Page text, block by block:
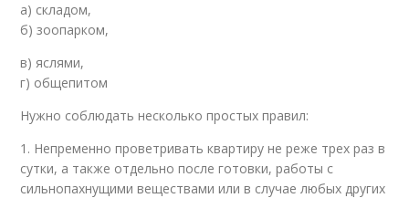
а) складом,
б) зоопарком,
в) яслями,
г) общепитом
Нужно соблюдать несколько простых правил:
1. Непременно проветривать квартиру не реже трех раз в
сутки, а также отдельно после готовки, работы с
сильнопахнущими веществами или в случае любых других